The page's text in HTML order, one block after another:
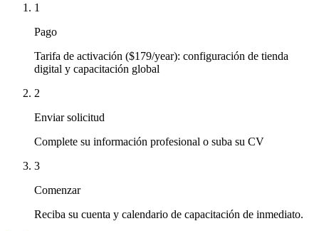
1
Pago
Tarifa de activación ($179/year): configuración de tienda
digital y capacitación global
2
Enviar solicitud
Complete su información profesional o suba su CV
3
Comenzar
Reciba su cuenta y calendario de capacitación de inmediato.